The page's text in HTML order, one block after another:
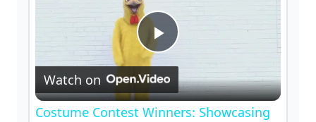
P
l
Watch on
Costume Contest Winners: Showcasing